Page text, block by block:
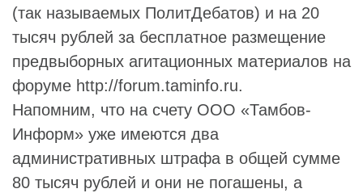
(так называемых ПолитДебатов) и на 20
тысяч рублей за бесплатное размещение
предвыборных агитационных материалов на
форуме http://forum.taminfo.ru.
Напомним, что на счету ООО «Тамбов-
Информ» уже имеются два
административных штрафа в общей сумме
80 тысяч рублей и они не погашены, а